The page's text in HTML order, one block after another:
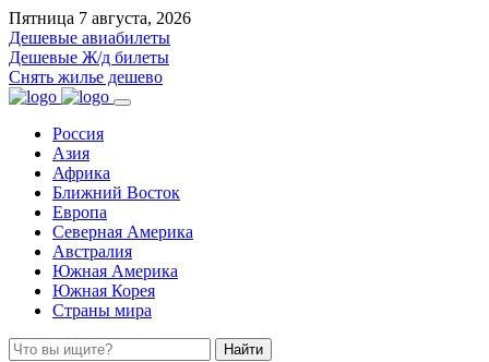
Пятница 7 августа, 2026
Дешевые авиабилеты
Дешевые Ж/д билеты
Снять жилье дешево
Россия
Азия
Африка
Ближний Восток
Европа
Северная Америка
Австралия
Южная Америка
Южная Корея
Страны мира
Найти